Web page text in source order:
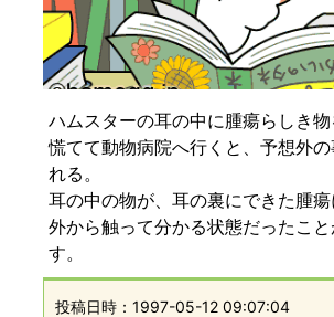
ハムスターの耳の中に腫瘍らしき物
慌てて動物病院へ行くと、予想外
れる。
耳の中の物が、耳の裏にできた腫瘍
外から触って分かる状態だったこ
す。
投稿日時： 1997-05-12 09:07:04